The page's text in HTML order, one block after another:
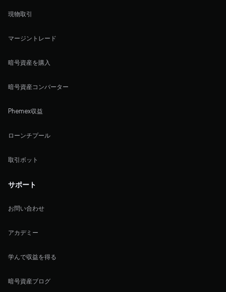
現物取引
マージントレード
暗号資産を購入
暗号資産コンバーター
Phemex収益
ローンチプール
取引ボット
サポート
お問い合わせ
アカデミー
学んで収益を得る
暗号資産ブログ